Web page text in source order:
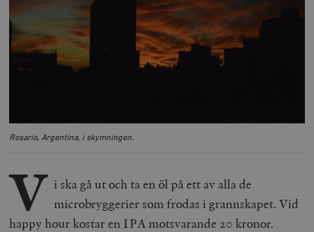
Rosario, Argentina, i skymningen.
V i ska gå ut och ta en öl på ett av alla de
microbryggerier som frodas i grannskapet. Vid
happy hour kostar en IPA motsvarande 20 kronor.